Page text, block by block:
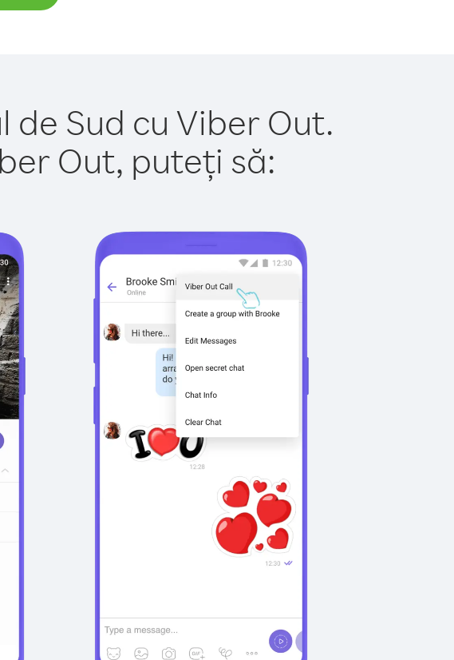
Sud cu Viber Out.
Out, puteți să: